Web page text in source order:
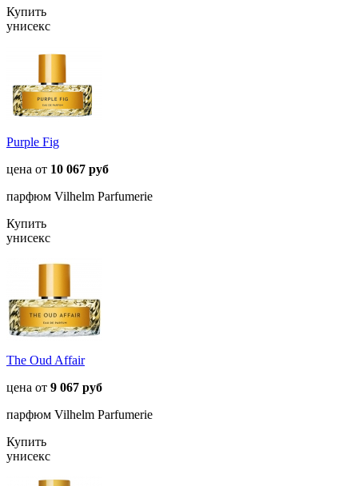
Купить
унисекс
Purple Fig
цена от 10 067 руб
парфюм Vilhelm Parfumerie
Купить
унисекс
The Oud Affair
цена от 9 067 руб
парфюм Vilhelm Parfumerie
Купить
унисекс